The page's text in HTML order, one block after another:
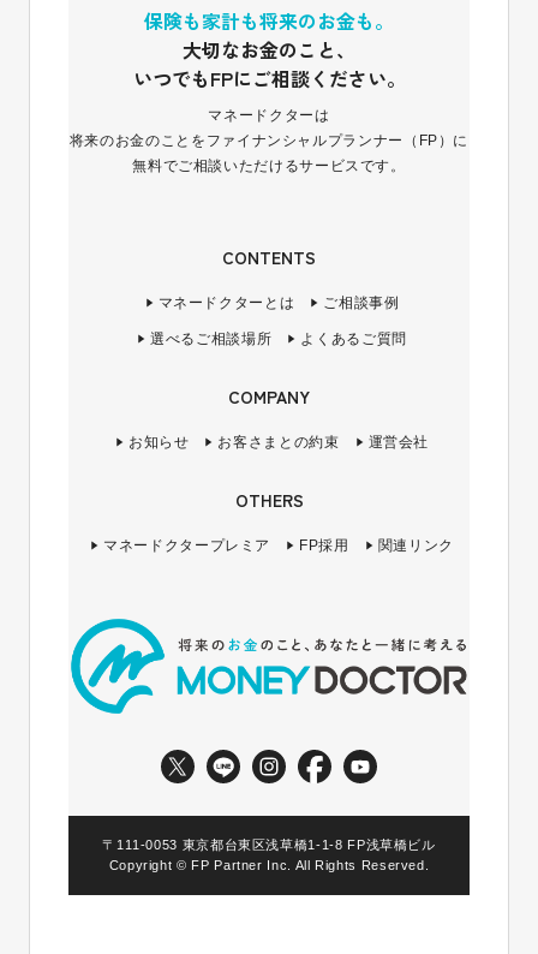
保険も家計も将来のお金も。
大切なお金のこと、
いつでもFPにご相談ください。
マネードクターは
将来のお金のことをファイナンシャルプランナー（FP）に
無料でご相談いただけるサービスです。
CONTENTS
マネードクターとは ご相談事例
選べるご相談場所 よくあるご質問
COMPANY
お知らせ お客さまとの約束 運営会社
OTHERS
マネードクタープレミア FP採用 関連リンク
〒111-0053 東京都台東区浅草橋1-1-8 FP浅草橋ビル
Copyright © FP Partner Inc. All Rights Reserved.